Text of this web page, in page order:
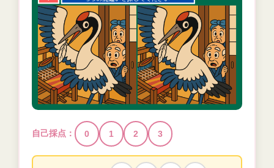
自己採点： 0 1 2 3